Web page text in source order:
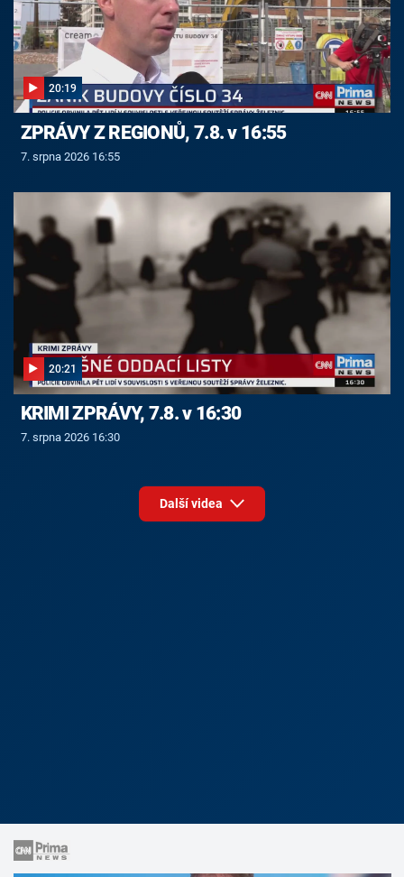
20:19
ZPRÁVY Z REGIONŮ, 7.8. v 16:55
7. srpna 2026 16:55
20:21
KRIMI ZPRÁVY, 7.8. v 16:30
7. srpna 2026 16:30
Další videa